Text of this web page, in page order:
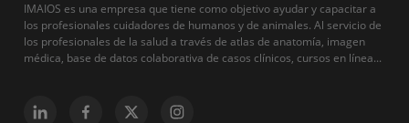
IMAIOS es una empresa que tiene como objetivo ayudar y capacitar a
los profesionales cuidadores de humanos y de animales. Al servicio de
los profesionales de la salud a través de atlas de anatomía, imagen
médica, base de datos colaborativa de casos clínicos, cursos en línea...